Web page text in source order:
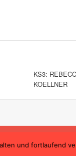
KS3:
KOELLNER
und fortlaufend